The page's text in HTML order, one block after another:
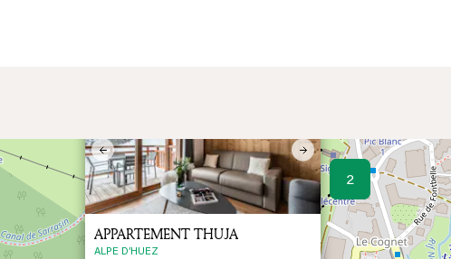
2
Previous Next
APPARTEMENT THUJA
ALPE D’HUEZ